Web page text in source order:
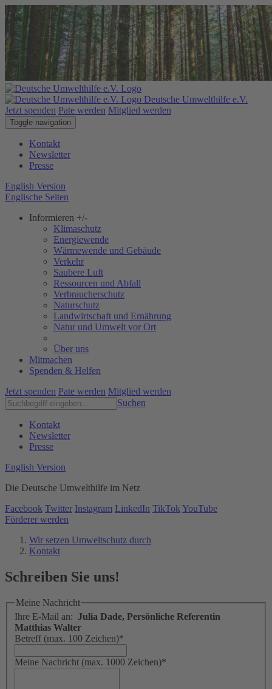
Deutsche Umwelthilfe e.V.
Jetzt spenden Pate werden Mitglied werden
Toggle navigation
Kontakt
Newsletter
Presse
English Version
Englische Seiten
Informieren +/-
Klimaschutz
Energiewende
Wärmewende und Gebäude
Verkehr
Saubere Luft
Ressourcen und Abfall
Verbraucherschutz
Naturschutz
Landwirtschaft und Ernährung
Natur und Umwelt vor Ort
Über uns
Mitmachen
Spenden & Helfen
Jetzt spenden Pate werden Mitglied werden
Suchen
Kontakt
Newsletter
Presse
English Version
Die Deutsche Umwelthilfe im Netz
Facebook Twitter Instagram LinkedIn TikTok YouTube
Förderer werden
Wir setzen Umweltschutz durch
Kontakt
Schreiben Sie uns!
Meine Nachricht
Ihre E-Mail an: Julia Dade, Persönliche Referentin
Matthias Walter
Betreff (max. 100 Zeichen)*
Meine Nachricht (max. 1000 Zeichen)*